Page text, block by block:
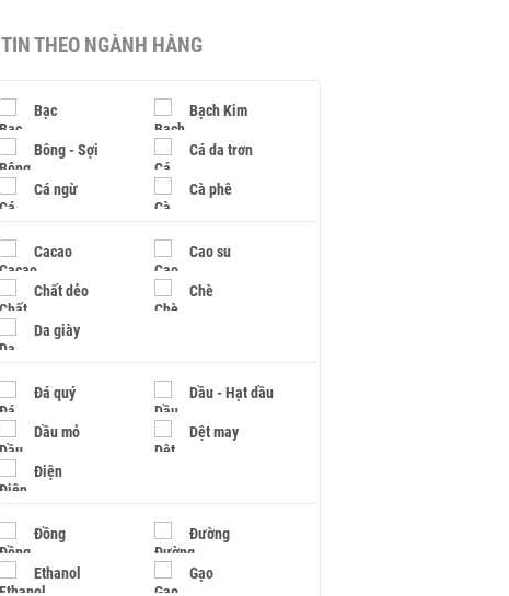
TIN THEO NGÀNH HÀNG
Bạc Bạch Kim
Bông - Sợi Cá da trơn
Cá ngừ Cà phê
Cacao Cao su
Chất dẻo Chè
Da giày
Đá quý Dầu - Hạt dầu
Dầu mỏ Dệt may
Điện
Đồng Đường
Ethanol Gạo